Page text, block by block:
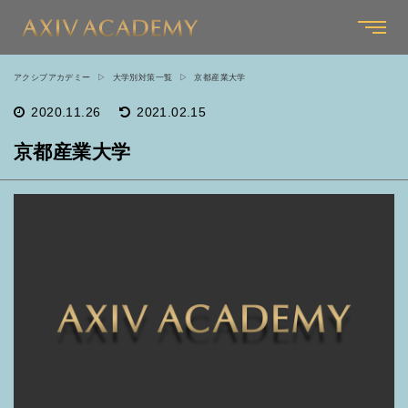
アクシブアカデミー 大学別対策一覧 京都産業大学
2020.11.26 2021.02.15
京都産業大学